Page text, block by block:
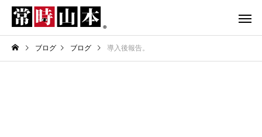
ブログ ブログ 導入後報告。